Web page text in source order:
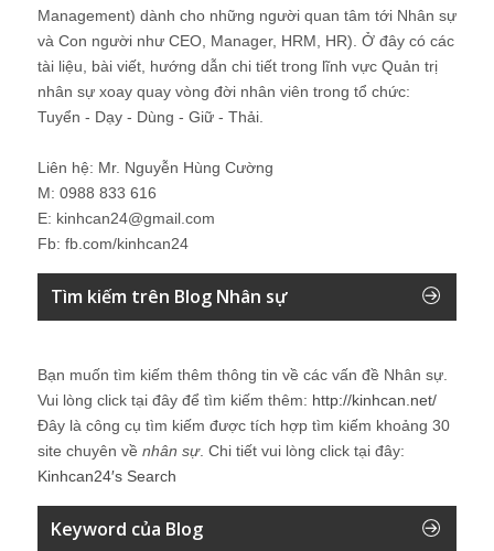
Management) dành cho những người quan tâm tới Nhân sự
và Con người như CEO, Manager, HRM, HR). Ở đây có các
tài liệu, bài viết, hướng dẫn chi tiết trong lĩnh vực Quản trị
nhân sự xoay quay vòng đời nhân viên trong tổ chức:
Tuyển - Dạy - Dùng - Giữ - Thải.
Liên hệ: Mr. Nguyễn Hùng Cường
M: 0988 833 616
E: kinhcan24@gmail.com
Fb: fb.com/kinhcan24
Tìm kiếm trên Blog Nhân sự
Bạn muốn tìm kiếm thêm thông tin về các vấn đề Nhân sự
Vui lòng click tại đây để tìm kiếm thêm: http://kinhcan.net/
Đây là công cụ tìm kiếm được tích hợp tìm kiếm khoảng 30
site chuyên về nhân sự. Chi tiết vui lòng click tại đây:
Kinhcan24′s Search
Keyword của Blog